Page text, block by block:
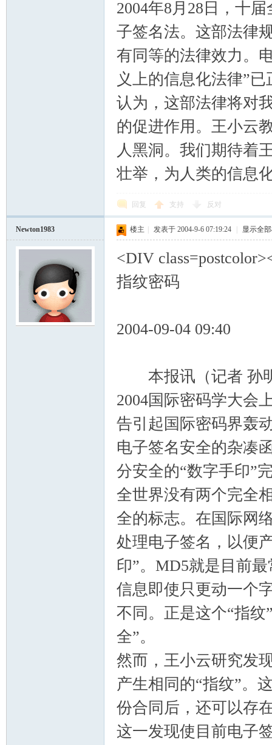
2004年8月28日，十
子签名法。这部法律
有同等的法律效力。
义上的信息化法律”
认为，这部法律将对
的促进作用。王小云
人黑洞。我们期待着
壮举，为人类的信息
回复 支持 反对
Newton1983 楼主 发表于 2004-9-6 07:19:24 显示全
<DIV
指纹密码
2004-09-04 09:40
本报讯（记者 孙明
2004国际密码学大会
告引起国际密码界轰
电子签名安全的杂
分安全的“数字手印”
全世界没有两个完全
全的标志。在国际网
处理电子签名，以便
印”。MD5就是目前
信息即使只更动一个
不同。正是这个“指
全”。
然而，王小云研究发
产生相同的“指纹”。
份合同后，还可以存
这一发现使目前电子